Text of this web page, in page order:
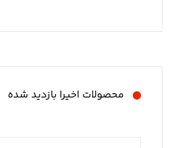
محصولات اخیرا بازدید شده